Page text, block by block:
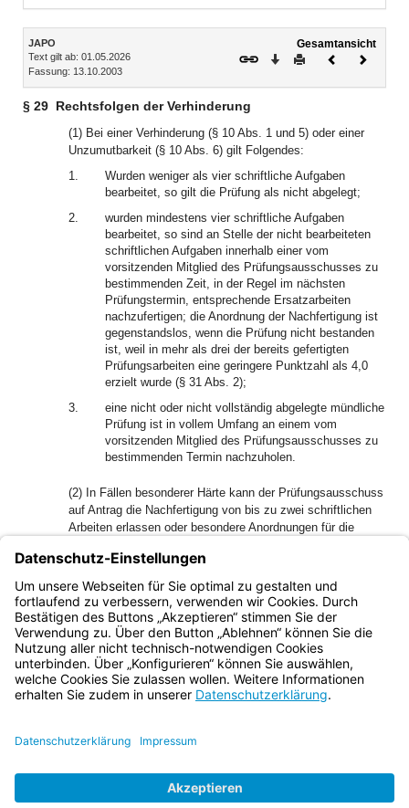
Inhalt
JAPO
Text gilt ab: 01.05.2026
Fassung: 13.10.2003
Gesamtansicht
Download
DruckenVorheriges
§ 29 Rechtsfolgen der Verhinderung
(1) Bei einer Verhinderung (§ 10 Abs. 1 und 5) oder einer
Unzumutbarkeit (§ 10 Abs. 6) gilt Folgendes:
1.
Wurden weniger als vier schriftliche Aufgaben
bearbeitet, so gilt die Prüfung als nicht abgelegt;
2.
wurden mindestens vier schriftliche Aufgaben
bearbeitet, so sind an Stelle der nicht bearbeiteten
schriftlichen Aufgaben innerhalb einer vom
vorsitzenden Mitglied des Prüfungsausschusses zu
bestimmenden Zeit, in der Regel im nächsten
Prüfungstermin, entsprechende Ersatzarbeiten
nachzufertigen; die Anordnung der Nachfertigung ist
gegenstandslos, wenn die Prüfung nicht bestanden
ist, weil in mehr als drei der bereits gefertigten
Prüfungsarbeiten eine geringere Punktzahl als 4,0
erzielt wurde (§ 31 Abs. 2);
3.
eine nicht oder nicht vollständig abgelegte mündliche
Prüfung ist in vollem Umfang an einem vom
vorsitzenden Mitglied des Prüfungsausschusses zu
bestimmenden Termin nachzuholen.
(2) In Fällen besonderer Härte kann der Prüfungsausschuss
auf Antrag die Nachfertigung von bis zu zwei schriftlichen
Arbeiten erlassen oder besondere Anordnungen für die
(3) In den Fällen des Abs. 1 Nr. 1 sind die
Prüfungsteilnehmer verpflichtet, das Rechtsstudium bis zur
erneuten Zulassung fortzusetzen.
Bayern.de
BayernPortal
Impressum